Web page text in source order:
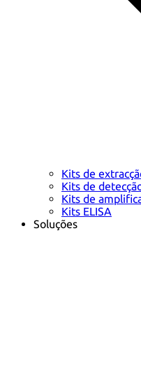
Kits de
Kits de
Kits de
Kits ELISA
Soluções